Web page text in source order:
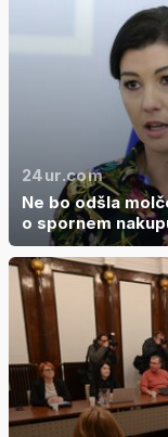
24ur.com
Ne bo odšla
o spornem